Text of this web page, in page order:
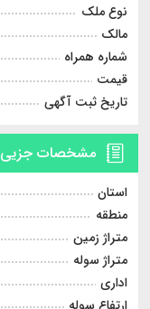
نوع ملک
مالک
شماره همراه
قیمت
تاریخ ثبت آگهی
مشخصات جزیی
استان
منطقه
متراژ زمین
متراژ سوله
اداری